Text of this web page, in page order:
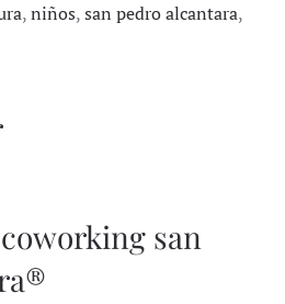
,niños,san pedro alcantara,
coworking san